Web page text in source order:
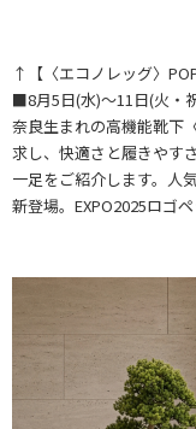
↑【〈エコノレッグ〉POP
■8月5日(水)～11日(火・
奈良生まれの高機能靴下
求し、快適さと履きやす
一足をご紹介します。人
新登場。EXPO2025ロゴ